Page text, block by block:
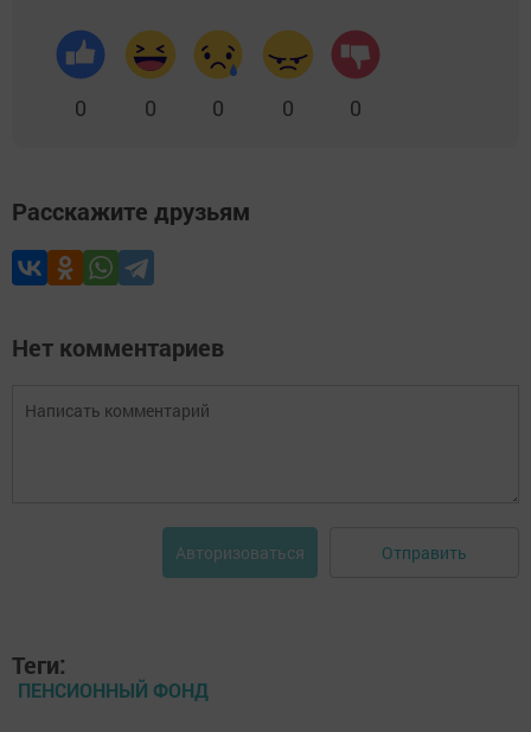
0 0 0 0 0
Расскажите друзьям
Нет комментариев
Авторизоваться Отправить
Теги:
ПЕНСИОННЫЙ ФОНД